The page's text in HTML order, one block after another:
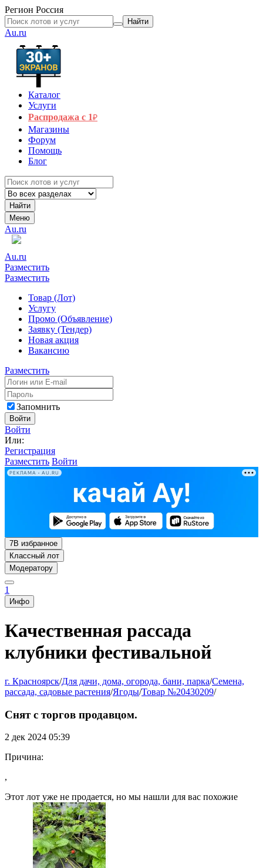
Регион Россия
Найти
Au.ru
Каталог
Услуги
Распродажа с 1₽
Магазины
Форум
Помощь
Блог
Найти
Меню
Au.ru
Au.ru
Разместить
Разместить
Товар (Лот)
Услугу
Промо (Объявление)
Заявку (Тендер)
Новая акция
Вакансию
Разместить
Запомнить
Войти
Войти
Или:
Регистрация
Разместить Войти
РЕКЛАМА • AU.RU
7В избранное
Классный лот
Модератору
1
Инфо
Качественная рассада
клубники фестивальной
г. Красноярск/Для дачи, дома, огорода, бани, парка/Семена,
рассада, садовые растения/Ягоды/Товар №20430209/
Снят с торгов продавцом.
2 дек 2024 05:39
Причина:
,
Этот лот уже не продается, но мы нашли для вас похожие